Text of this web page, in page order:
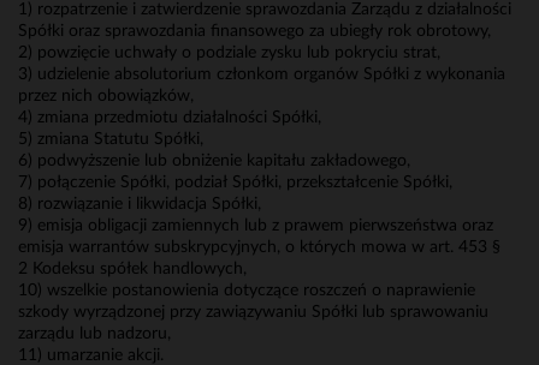
1) rozpatrzenie i zatwierdzenie sprawozdania Zarządu z działalności
Spółki oraz sprawozdania finansowego za ubiegły rok obrotowy,
2) powzięcie uchwały o podziale zysku lub pokryciu strat,
3) udzielenie absolutorium członkom organów Spółki z wykonania
przez nich obowiązków,
4) zmiana przedmiotu działalności Spółki,
5) zmiana Statutu Spółki,
6) podwyższenie lub obniżenie kapitału zakładowego,
7) połączenie Spółki, podział Spółki, przekształcenie Spółki,
8) rozwiązanie i likwidacja Spółki,
9) emisja obligacji zamiennych lub z prawem pierwszeństwa oraz
emisja warrantów subskrypcyjnych, o których mowa w art. 453 §
2 Kodeksu spółek handlowych,
10) wszelkie postanowienia dotyczące roszczeń o naprawienie
szkody wyrządzonej przy zawiązywaniu Spółki lub sprawowaniu
zarządu lub nadzoru,
11) umarzanie akcji.